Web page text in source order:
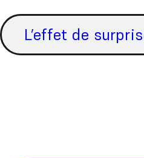
L’effet de